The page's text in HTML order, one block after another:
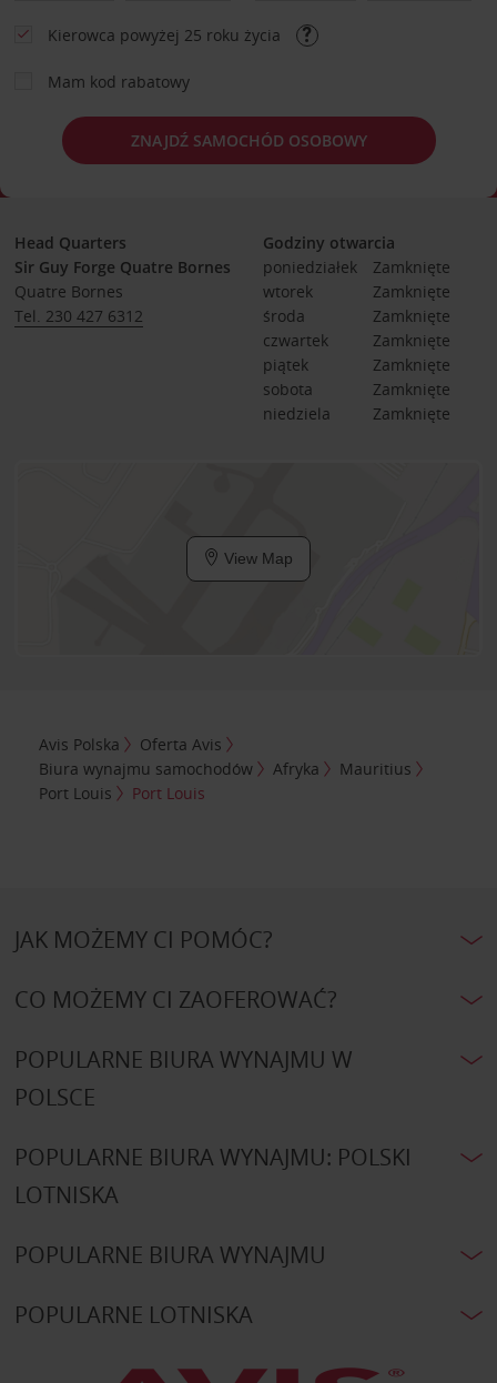
Kierowca powyżej 25 roku życia
Mam kod rabatowy
ZNAJDŹ SAMOCHÓD OSOBOWY
Head Quarters
Sir Guy Forge Quatre Bornes
Quatre Bornes
Tel. 230 427 6312
Godziny otwarcia
poniedziałek
Zamknięte
wtorek
Zamknięte
środa
Zamknięte
czwartek
Zamknięte
piątek
Zamknięte
sobota
Zamknięte
niedziela
Zamknięte
View Map
Avis Polska
Oferta Avis
Biura wynajmu samochodów
Afryka
Mauritius
Port Louis
Port Louis
JAK MOŻEMY CI POMÓC?
CO MOŻEMY CI ZAOFEROWAĆ?
POPULARNE BIURA WYNAJMU W
POLSCE
POPULARNE BIURA WYNAJMU: POLSKI
LOTNISKA
POPULARNE BIURA WYNAJMU
POPULARNE LOTNISKA